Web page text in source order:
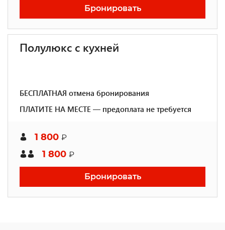
Бронировать
Полулюкс с кухней
БЕСПЛАТНАЯ отмена бронирования
ПЛАТИТЕ НА МЕСТЕ — предоплата не требуется
1 800 ₽
1 800 ₽
Бронировать